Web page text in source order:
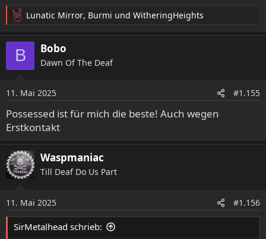
R
e
a
o
n
e
n
:
Lunatic Mirror, Burmi und WitheringHeights
B Bobo
Dawn Of The Deaf
11. Mai 2025 #1.155
Possessed ist für mich die beste! Auch wegen
Erstkontakt
Waspmaniac
Till Deaf Do Us Part
11. Mai 2025 #1.156
SirMetalhead schrieb: